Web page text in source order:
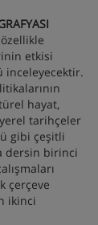
etkisi
inceleyecektir.
hayat,
tarihçeler
gibi çeşitli
dersin birinci
çerçeve
ikinci